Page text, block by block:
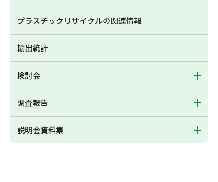
プラスチックリサイクルの関連情報
輸出統計
検討会
調査報告
説明会資料集